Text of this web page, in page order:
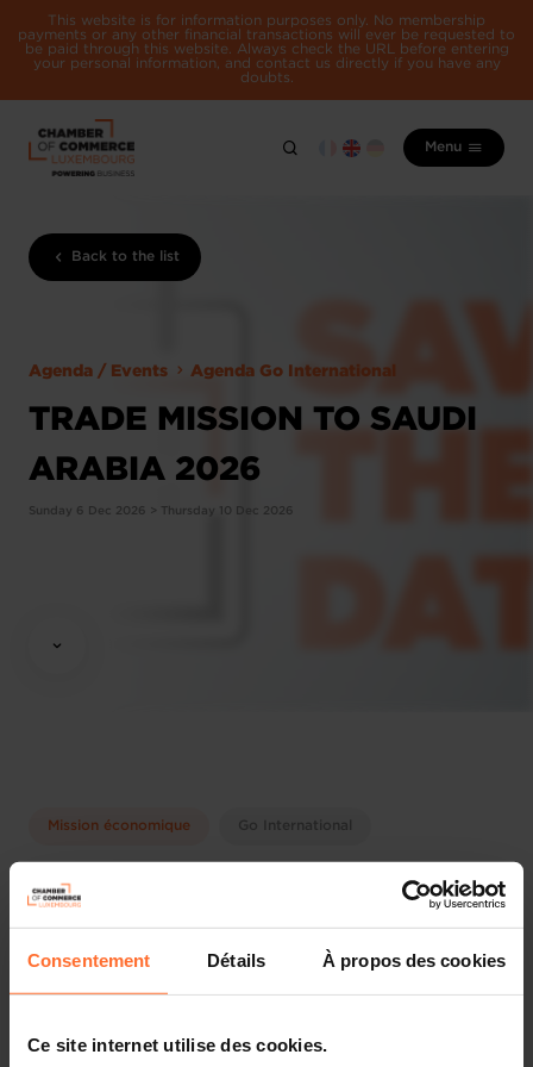
Consentement Détails À propos des cookies
Ce site internet utilise des cookies.
This website is for information purposes only. No membership
payments or any other financial transactions will ever be requested to
be paid through this website. Always check the URL before entering
your personal information, and contact us directly if you have any
doubts.
Menu
Back to the list
Agenda / Events Agenda Go International
TRADE MISSION TO SAUDI
ARABIA 2026
Sunday 6 Dec 2026 > Thursday 10 Dec 2026
Mission économique Go International
Practical information
Sunday 6 Dec 2026 > Thursday 10 Dec 2026
English